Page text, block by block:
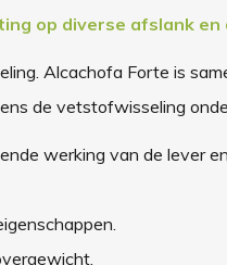
op diverse afslank
Alcachofa Forte is
de vetstofwisseling
werking van de lever